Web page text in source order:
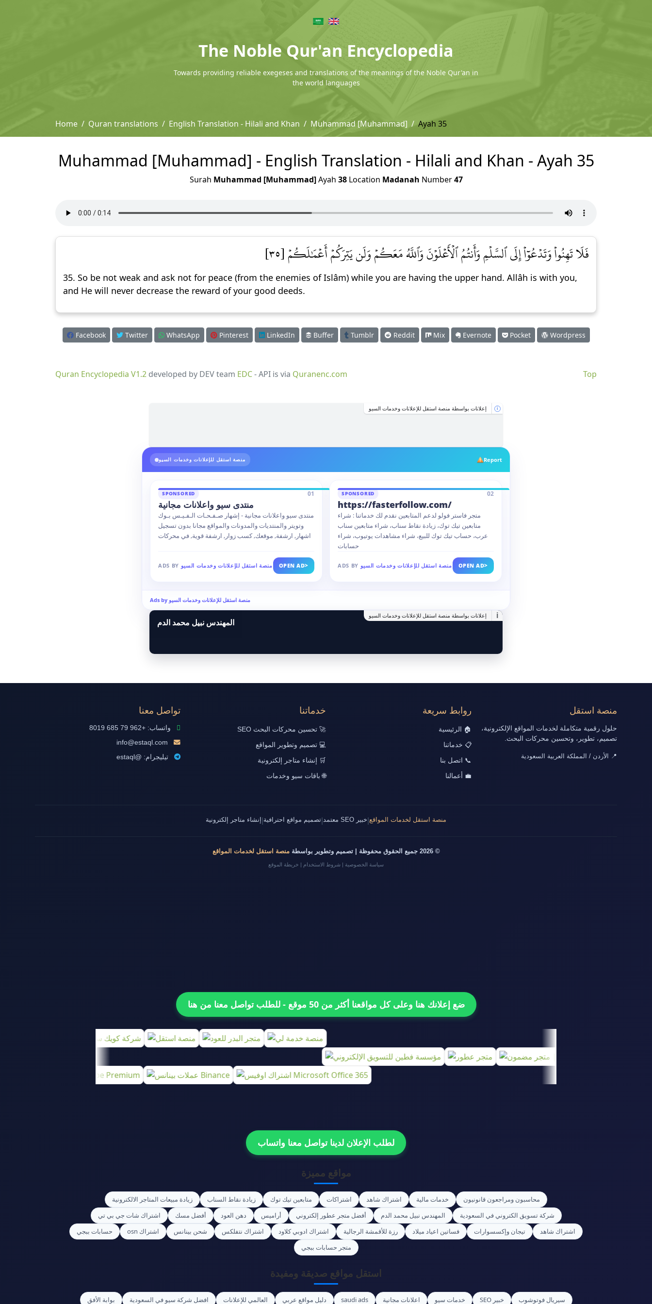
The Noble Qur'an Encyclopedia
Towards providing reliable exegeses and translations of the meanings of the Noble Qur'an in
the world languages
Home Quran translations English Translation - Hilali and Khan Muhammad [Muhammad] Ayah 35
Muhammad [Muhammad] - English Translation - Hilali and Khan - Ayah 35
Surah Muhammad [Muhammad]Ayah 38Location Madanah Number47
فَلَا تَهِنُواْ وَتَدۡعُوٓاْ إِلَى ٱلسَّلۡمِ وَأَنتُمُ ٱلۡأَعۡلَوۡنَ وَٱللَّهُ مَعَكُمۡ وَلَن يَتِرَكُمۡ أَعۡمَٰلَكُمۡ [٣٥]
35. So be not weak and ask not for peace (from the enemies of Islâm) while you are having the upper hand. Allâh is with you,
and He will never decrease the reward of your good deeds.
Facebook Twitter WhatsApp Pinterest LinkedIn Buffer Tumblr Reddit Mix Evernote Pocket Wordpress
Top
Quran Encyclopedia V1.2 developed by DEV team EDC- API is via Quranenc.com
إعلانات بواسطة منصة استقل للإعلانات وخدمات السيو i
منصة استقل للإعلانات وخدمات السيو Report
SPONSORED 01
منتدى سيو واعلانات مجانية
منتدى سيو واعلانات مجانية - إشهار صـفـحـات الـفـيـس بـوك
وتويتر والمنتديات والمدونات والمواقع مجانا بدون تسجيل
اشهار, ارشفة, موقعك, كسب زوار, ارشفة قوية, في محركات
ADS BY منصة استقل للإعلانات وخدمات السيو OPEN AD>
SPONSORED 02
https://fasterfollow.com/
متجر فاستر فولو لدعم المتابعين نقدم لك خدماتنا : شراء
متابعين تيك توك، زيادة نقاط سناب، شراء متابعين سناب
عرب، حساب تيك توك للبيع، شراء مشاهدات يوتيوب، شراء
حسابات
ADS BY منصة استقل للإعلانات وخدمات السيو OPEN AD>
Ads by منصة استقل للإعلانات وخدمات السيو
إعلانات بواسطة منصة استقل للإعلانات وخدمات السيو
i
المهندس نبيل محمد الدم
منصة استقل
حلول رقمية متكاملة لخدمات المواقع الإلكترونية،
تصميم، تطوير، وتحسين محركات البحث.
📍 الأردن / المملكة العربية السعودية
روابط سريعة
🏠 الرئيسية
📋 خدماتنا
📞 اتصل بنا
💼 أعمالنا
خدماتنا
🚀 تحسين محركات البحث SEO
💻 تصميم وتطوير المواقع
🛒 إنشاء متاجر إلكترونية
🌐 باقات سيو وخدمات
تواصل معنا
واتساب: +962 79 685 8019
info@estaql.com
تيليجرام: @estaql
منصة استقل لخدمات المواقع خبير SEO معتمد تصميم مواقع احترافية إنشاء متاجر إلكترونية
© 2026 جميع الحقوق محفوظة | تصميم وتطوير بواسطة منصة استقل لخدمات المواقع
سياسة الخصوصية | شروط الاستخدام | خريطة الموقع
ضع إعلانك هنا وعلى كل مواقعنا أكثر من 50 موقع - للطلب تواصل معنا من هنا
لطلب الإعلان لدينا تواصل معنا واتساب
مواقع مميزة
محاسبون ومراجعون قانونيون خدمات مالية اشتراك شاهد اشتراكات متابعين تيك توك زيادة نقاط السناب
زيادة مبيعات المتاجر الالكترونية
شركة تسويق الكتروني في السعودية
المهندس نبيل محمد الدم أفضل متجر عطور إلكتروني أراميس دهن العود أفضل مسك
اشتراك شات جي بي تي
اشتراك شاهد
تيجان وإكسسوارات فساتين اعياد ميلاد رزة للأقمشة الرجالية اشتراك ادوبي كلاود اشتراك نتفلكس شحن بينانس اشتراك osn
حسابات ببجي
متجر حسابات ببجي
استقل مواقع صديقة ومفيدة
سيريال فوتوشوب خبير SEO خدمات سيو اعلانات مجانية saudi ads دليل مواقع عربي العالمي للإعلانات افضل شركة سيو في السعودية بوابة الأفق